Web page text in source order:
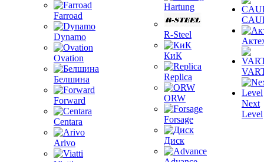
Farroad
Dynamo
Ovation
Белшина
Forward
Centara
Arivo
Hartung
R-Steel
КиК
Replica
ORW
Forsage
Диск
Next
Level